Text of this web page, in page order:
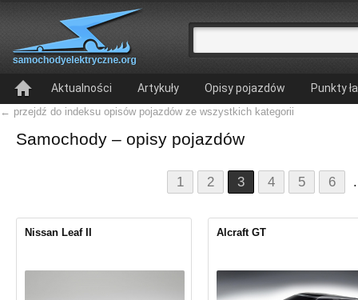
Aktualności Artykuły Opisy pojazdów Punkty
← przejdź do indeksu opisów pojazdów ze wszystkich kategorii
Samochody – opisy pojazdów
1 2 3 4 5 6
Nissan Leaf II Alcraft GT